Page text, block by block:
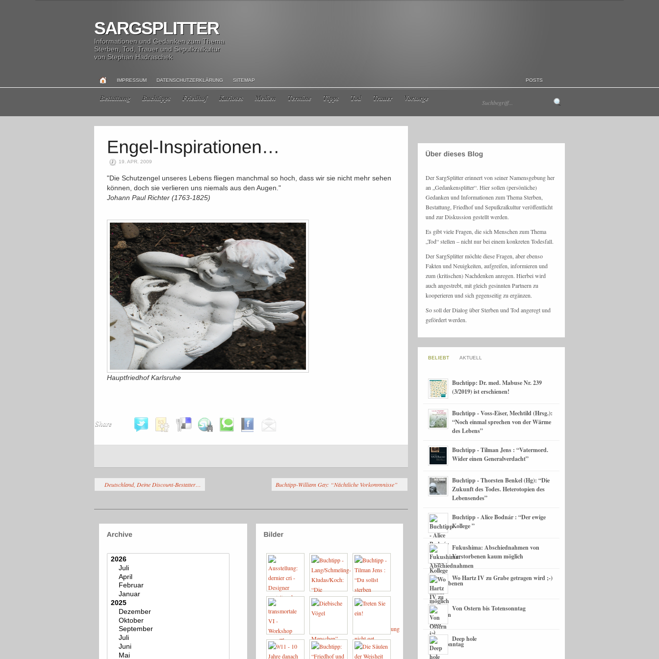
SARGSPLITTER
Informationen und Gedanken zum Thema
Sterben, Tod, Trauer und Sepulkralkultur
von Stephan Hadraschek
IMPRESSUM DATENSCHUTZERKLÄRUNG SITEMAP POSTS
Bestattung Buchtipps Friedhof Kurioses Medien Termine Tipps Tod Trauer Vorsorge
19. APR. 2009
"Die Schutzengel unseres Lebens fliegen manchmal so hoch, dass wir sie nicht mehr sehen
können, doch sie verlieren uns niemals aus den Augen."
Johann Paul Richter (1763-1825)
Hauptfriedhof Karlsruhe
Share
Deutschland, Deine Discount-Bestatter… Buchtipp-William Gay: “Nächtliche Vorkommnisse”
Der SargSplitter erinnert von seiner Namensgebung her
an „Gedankensplitter“. Hier sollen (persönliche)
Gedanken und Informationen zum Thema Sterben,
Bestattung, Friedhof und Sepulkralkultur veröffentlicht
und zur Diskussion gestellt werden.
Es gibt viele Fragen, die sich Menschen zum Thema
„Tod“ stellen – nicht nur bei einem konkreten Todesfall.
Der SargSplitter möchte diese Fragen, aber ebenso
Fakten und Neuigkeiten, aufgreifen, informieren und
zum (kritischen) Nachdenken anregen. Hierbei wird
auch angestrebt, mit gleich gesinnten Partnern zu
kooperieren und sich gegenseitig zu ergänzen.
So soll der Dialog über Sterben und Tod angeregt und
gefördert werden.
BELIEBT AKTUELL
Buchtipp: Dr. med. Mabuse Nr. 239
(3/2019) ist erschienen!
Buchtipp - Voss-Eiser, Mechtild (Hrsg.):
“Noch einmal sprechen von der Wärme
des Lebens”
Buchtipp - Tilman Jens : “Vatermord.
Wider einen Generalverdacht”
Buchtipp - Thorsten Benkel (Hg): “Die
Zukunft des Todes. Heterotopien des
Lebensendes”
Buchtipp - Alice Bodnár : “Der ewige
Kollege ”
Fukushima: Abschiednahmen von
Verstorbenen kaum möglich
Wo Hartz IV zu Grabe getragen wird ;-)
Von Ostern bis Totensonntag
Deep hole